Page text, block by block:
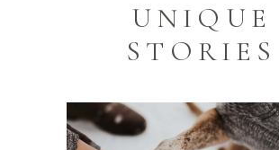
UNIQUE
STORIES